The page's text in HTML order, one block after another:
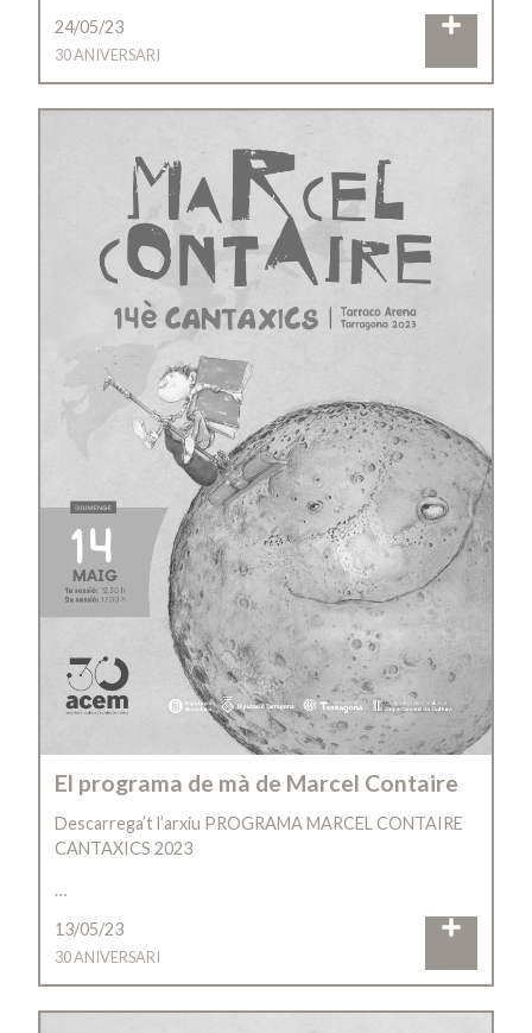
24/05/23
30 ANIVERSARI
El programa de mà de Marcel Contaire
Descarrega’t l’arxiu PROGRAMA MARCEL CONTAIRE
CANTAXICS 2023
…
13/05/23
30 ANIVERSARI